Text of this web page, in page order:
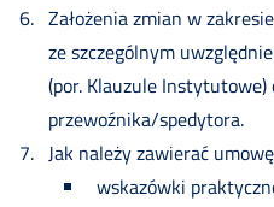
Założenia zmian w
ze szczególnym
(por. Klauzule Instytutowe)
przewoźnika/spedytora.
Jak należy zawierać
wskazówki